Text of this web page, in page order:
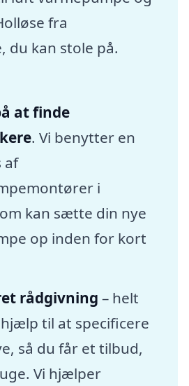
fra
du kan stole på.
at finde
. Vi benytter en
af
i
kan sætte din nye
op inden for kort
rådgivning – helt
til at specificere
så du får et tilbud,
Vi hjælper